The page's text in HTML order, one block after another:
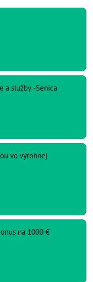
Špecialista/ špecialistka na fixné siete a služby -Senica
vo výrobnej
bonus na 1000 €